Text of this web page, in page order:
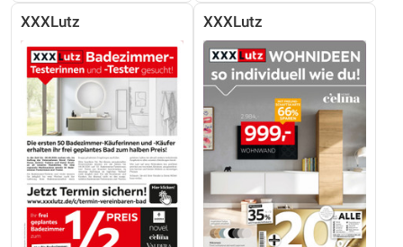
XXXLutz XXXLutz